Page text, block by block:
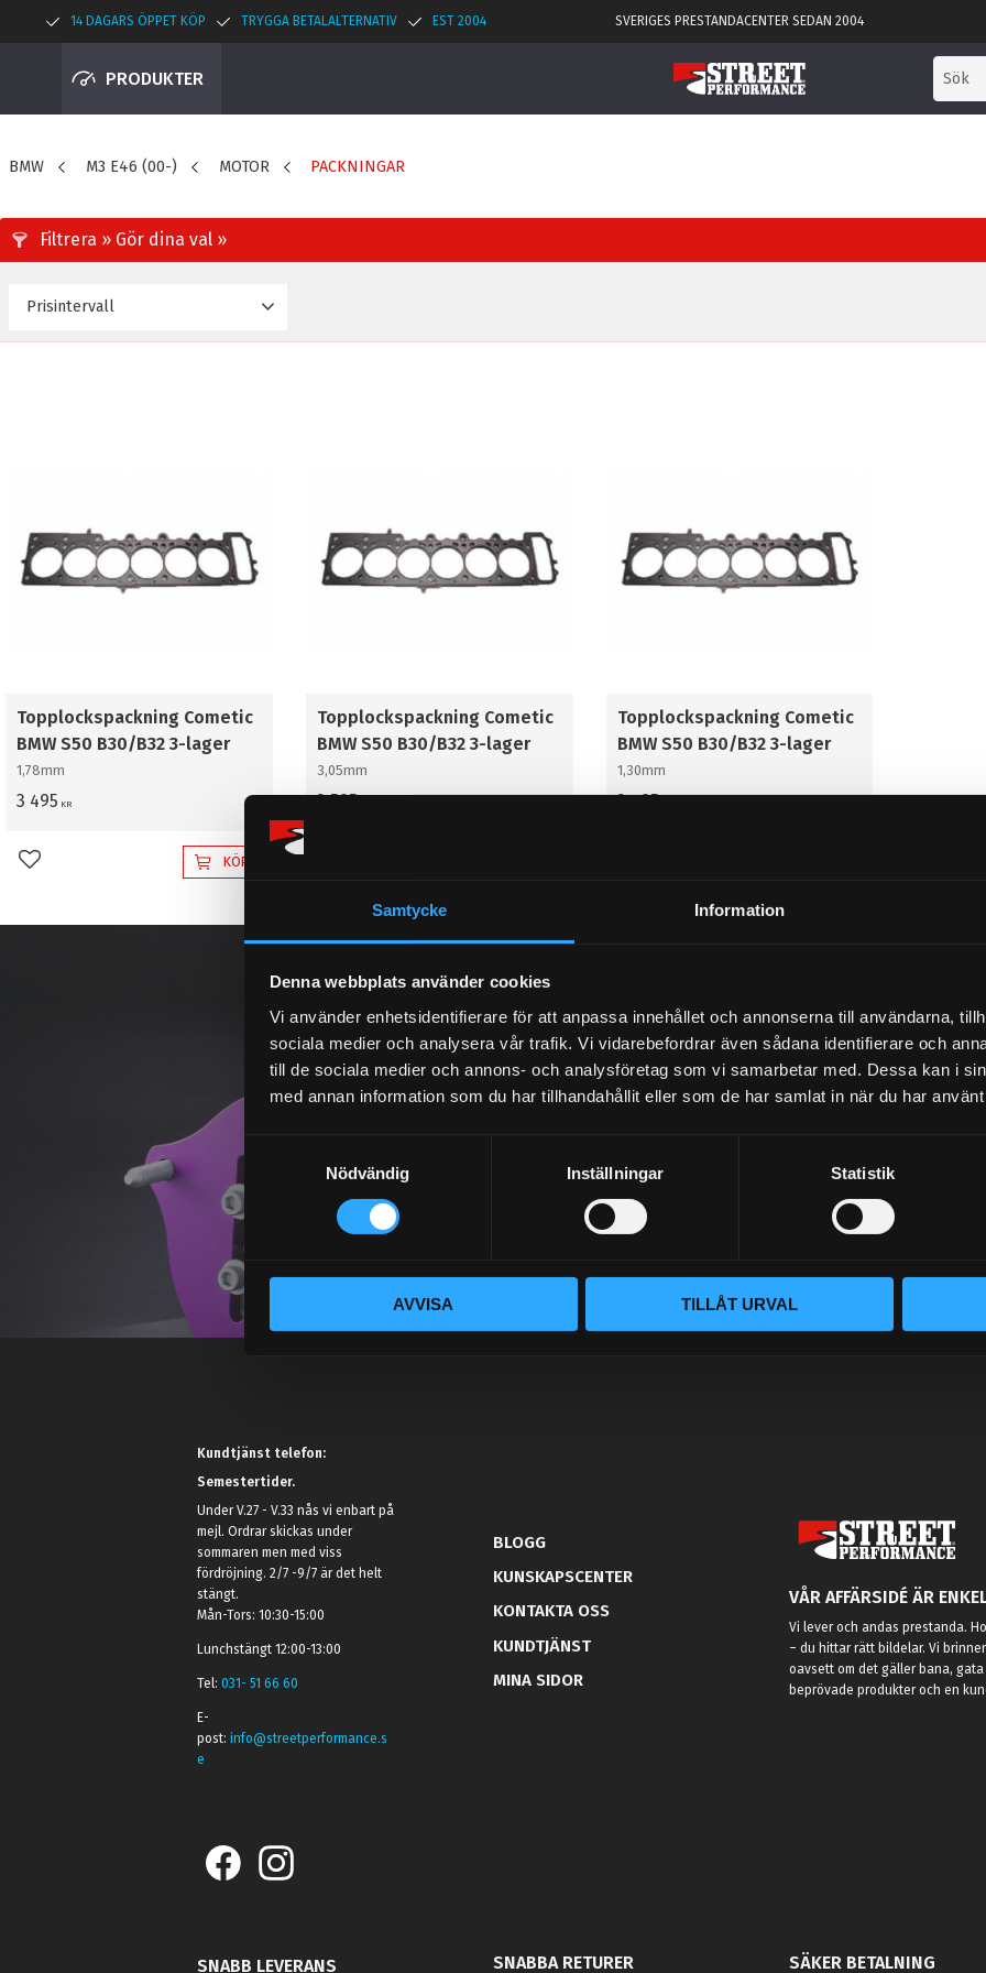
Samtycke Information
Denna webbplats använder cookies
Vi använder enhetsidentifierare för att anpassa innehållet och annonserna till användarna,
sociala medier och analysera vår trafik. Vi vidarebefordrar även sådana identifierare och
till de sociala medier och annons- och analysföretag som vi samarbetar med. Dessa kan i
med annan information som du har tillhandahållit eller som de har samlat in när du har
t
y
Nödvändig Inställningar Statistik
AVVISA TILLÅT URVAL
14 DAGARS ÖPPET KÖP TRYGGA BETALALTERNATIV EST 2004 SVERIGES PRESTANDACENTER SEDAN 2004
PRODUKTER
BMW M3 E46 (00-) MOTOR PACKNINGAR
Prisintervall
Topplockspackning Cometic
BMW S50 B30/B32 3-lager
1,78mm
3 495 KR
Lägg till i favoriter KÖP
Topplockspackning Cometic
BMW S50 B30/B32 3-lager
3,05mm
3 595
Topplockspackning Cometic
BMW S50 B30/B32 3-lager
1,30mm
3 495
NYHETSBREV
Kundtjänst telefon:
Semestertider.
Under V.27 - V.33 nås vi enbart på
mejl. Ordrar skickas under
sommaren men med viss
fördröjning. 2/7 -9/7 är det helt
stängt.
Mån-Tors: 10:30-15:00
Lunchstängt 12:00-13:00
Tel:031- 51 66 60
E-
post:info@streetperformance.s
e
BLOGG
KUNSKAPSCENTER
KONTAKTA OSS
KUNDTJÄNST
MINA SIDOR
VÅR AFFÄRSIDÉ ÄR
Vi lever och andas prestanda.
– du hittar rätt bildelar. Vi
oavsett om det gäller bana,
beprövade produkter och en
SNABB LEVERANS SNABBA RETURER SÄKER BETALNING